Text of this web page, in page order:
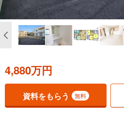
4,880万円
資料をもらう 無料